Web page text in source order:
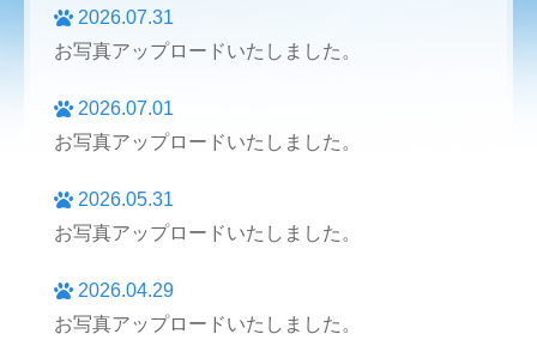
2026.07.31
お写真アップロードいたしました。
2026.07.01
お写真アップロードいたしました。
2026.05.31
お写真アップロードいたしました。
2026.04.29
お写真アップロードいたしました。